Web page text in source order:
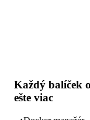
Každý balíček
ešte viac